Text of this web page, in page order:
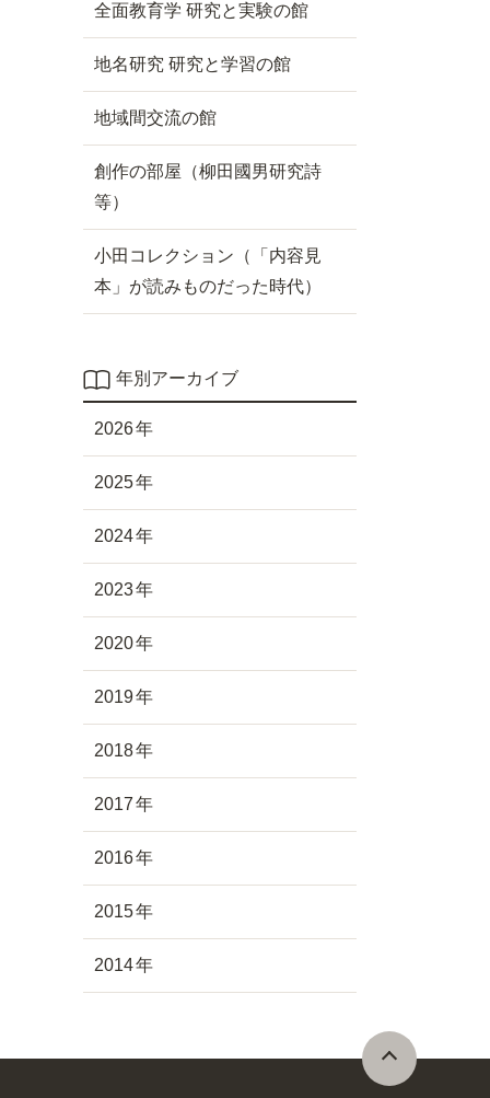
全面教育学 研究と実験の館
地名研究 研究と学習の館
地域間交流の館
創作の部屋（柳田國男研究詩
等）
小田コレクション（「内容見
本」が読みものだった時代）
年別アーカイブ
2026
2025
2024
2023
2020
2019
2018
2017
2016
2015
2014